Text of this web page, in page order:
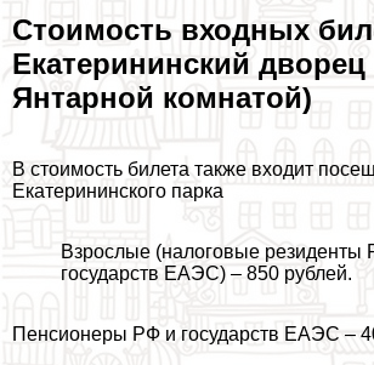
Стоимость входных
Екатерининский дворец
Янтарной комнатой)
В стоимость билета также входит
Екатерининского парка
Взрослые (налоговые резиденты
государств ЕАЭС) – 850 рублей.
Пенсионеры РФ и государств ЕАЭС –